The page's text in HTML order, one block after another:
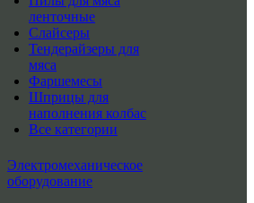
ленточные
Слайсеры
Тендерайзеры для
мяса
Фаршемесы
Шприцы для
наполнения колбас
Все категории
Электромеханическое
оборудование